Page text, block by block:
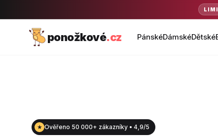
ponožkové.cz PánskéDámskéDětské
★ Ověřeno 50 000+ zákazníky • 4,9/5